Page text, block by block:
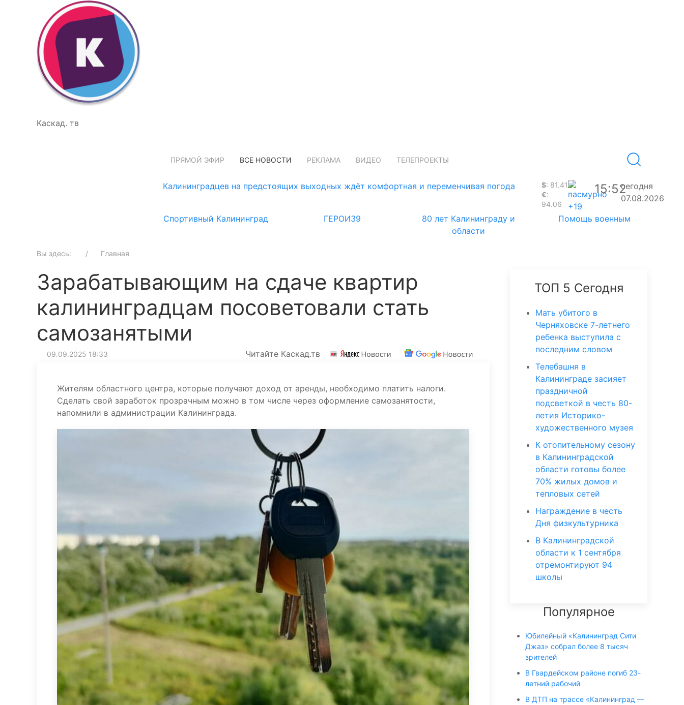
Каскад. тв
ПРЯМОЙ ЭФИР ВСЕ НОВОСТИ РЕКЛАМА ВИДЕО ТЕЛЕПРОЕКТЫ
Калининградцев на предстоящих выходных ждёт комфортная и переменчивая погода $: 81.41
€:
94.06
+19
15:52сегодня
07.08.2026
Спортивный Калининград
ГЕРОИ39
80 лет Калининграду и
области
Помощь военным
Вы здесь: Главная
Зарабатывающим на сдаче квартир
калининградцам посоветовали стать
самозанятыми
09.09.2025 18:33 Читайте Каскад.тв
Жителям областного центра, которые получают доход от аренды, необходимо платить налоги.
Сделать свой заработок прозрачным можно в том числе через оформление самозанятости,
напомнили в администрации Калининграда.
ТОП 5 Сегодня
Мать убитого в
Черняховске 7-летнего
ребенка выступила с
последним словом
Телебашня в
Калининграде засияет
праздничной
подсветкой в честь 80-
летия Историко-
художественного музея
К отопительному сезону
в Калининградской
области готовы более
70% жилых домов и
тепловых сетей
Награждение в честь
Дня физкультурника
В Калининградской
области к 1 сентября
отремонтируют 94
школы
Популярное
Юбилейный «Калининград Сити
Джаз» собрал более 8 тысяч
зрителей
В Гвардейском районе погиб 23-
летний рабочий
В ДТП на трассе «Калининград —